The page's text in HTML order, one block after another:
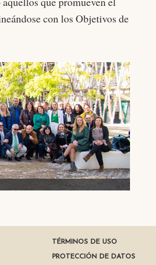
con los Objetivos de
TÉRMINOS DE USO
PROTECCIÓN DE DATOS